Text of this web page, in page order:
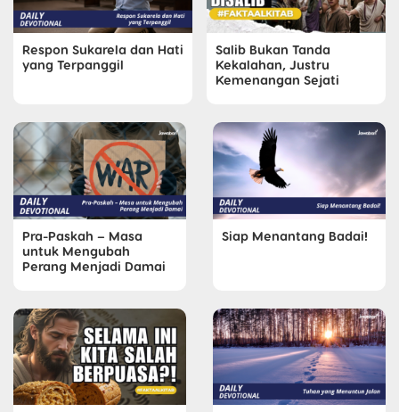
Respon Sukarela dan Hati
yang Terpanggil
Salib Bukan Tanda
Kekalahan, Justru
Kemenangan Sejati
Pra-Paskah – Masa
untuk Mengubah
Perang Menjadi Damai
Siap Menantang Badai!